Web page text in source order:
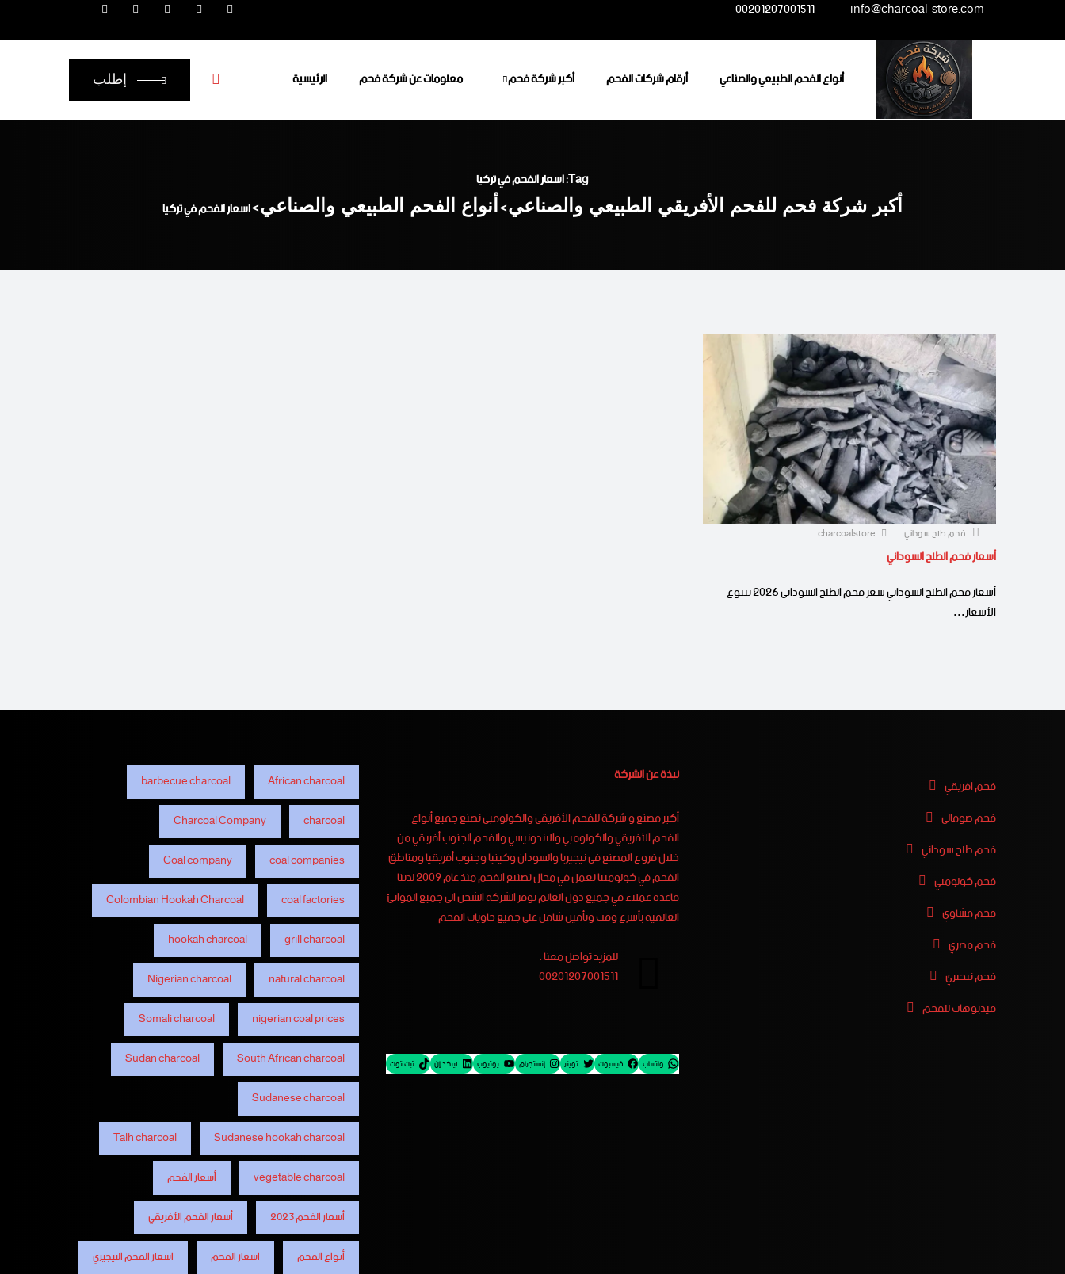
content
info@charcoal-store.com
00201207001511
الرئيسية معلومات عن شركة فحم أكبر شركة فحم أرقام شركات الفحم أنواع الفحم الطبيعي والصناعي إطلب
Tag: اسعار الفحم في تركيا
أكبر شركة فحم للفحم الأفريقي الطبيعي والصناعي> أنواع الفحم الطبيعي والصناعي>اسعار الفحم في تركيا
فحم طلح سوداني
أسعار فحم الطلح السوداني
أسعار فحم الطلح السوداني سعر فحم الطلح السودانى 2026 تتنوع
الأسعار…
فحم افريقي
فحم صومالي
فحم طلح سوداني
فحم كولومبي
فحم مشاوي
فحم مصري
فحم نيجيري
فيدبوهات للفحم
نبذة عن الشركة
أكبر مصنع و شركة للفحم الأفريقي والكولومبي نصنع جميع أنواع
الفحم الأفريقي والكولومبي والاندونيسي والفحم الجنوب أفريقي من
خلال فروع المصنع فى نيجيريا والسودان وكينيا وجنوب أفريقيا ومناطق
الفحم في كولومبيا نعمل في مجال تصنيع الفحم منذ عام 2009 لدينا
قاعده عملاء في جميع دول العالم توفر الشركة الشحن الى جميع الموانئ
العالمية بأسرع وقت وتأمين شامل على جميع حاويات الفحم
للمزيد تواصل معنا :
00201207001511
واتساب فيسبوك تويتر إنستجرام يوتيوب لينكد إن تيك توك
African charcoal
barbecue charcoal
charcoal
Charcoal Company
coal companies
Coal company
coal factories
Colombian Hookah Charcoal
grill charcoal
hookah charcoal
natural charcoal
Nigerian charcoal
nigerian coal prices
Somali charcoal
South African charcoal
Sudan charcoal
Sudanese charcoal
Sudanese hookah charcoal
Talh charcoal
vegetable charcoal
أسعار الفحم
أسعار الفحم 2023
أسعار الفحم الأفريقي
أنواع الفحم
اسعار الفحم
اسعار الفحم النيجيري